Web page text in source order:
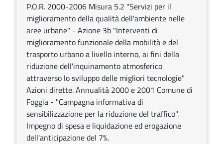
P.O.R. 2000-2006 Misura 5.2 "Servizi per il
miglioramento della qualità dell'ambiente nelle
aree urbane" - Azione 3b "Interventi di
miglioramento funzionale della mobilità e del
trasporto urbano a livello interno, ai fini della
riduzione dell'inquinamento atmosferico
attraverso lo sviluppo delle migliori tecnologie"
Azioni dirette. Annualità 2000 e 2001 Comune di
Foggia - "Campagna informativa di
sensibilizzazione per la riduzione del traffico".
Impegno di spesa e liquidazione ed erogazione
dell'anticipazione del 7%.